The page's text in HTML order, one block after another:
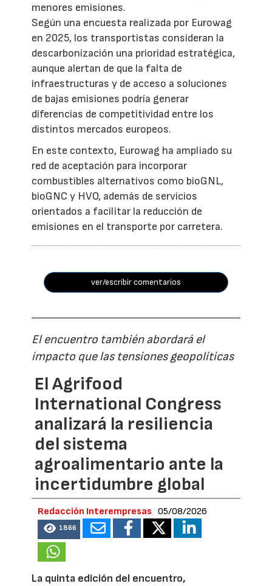
menores emisiones.
Según una encuesta realizada por Eurowag
en 2025, los transportistas consideran la
descarbonización una prioridad estratégica,
aunque alertan de que la falta de
infraestructuras y de acceso a soluciones
de bajas emisiones podría generar
diferencias de competitividad entre los
distintos mercados europeos.
En este contexto, Eurowag ha ampliado su
red de aceptación para incorporar
combustibles alternativos como bioGNL,
bioGNC y HVO, además de servicios
orientados a facilitar la reducción de
emisiones en el transporte por carretera.
ver/escribir comentarios
El encuentro también abordará el
impacto que las tensiones geopolíticas
El Agrifood
International Congress
analizará la resiliencia
del sistema
agroalimentario ante la
incertidumbre global
Redacción Interempresas 05/08/2026
1866
La quinta edición del encuentro,